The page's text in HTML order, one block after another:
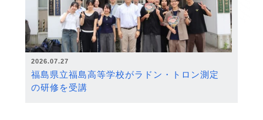
2026.07.27
福島県立福島高等学校がラドン・トロン測定
の研修を受講